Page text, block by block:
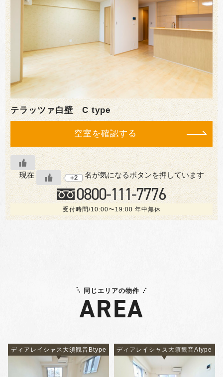
テラッツァ白壁 C type
空室を確認する
現在 +2 名が気になるボタンを押しています
0800-111-7776
受付時間/10:00〜19:00 年中無休
同じエリアの物件
AREA
ディアレイシャス大須観音Btype ディアレイシャス大須観音Atype